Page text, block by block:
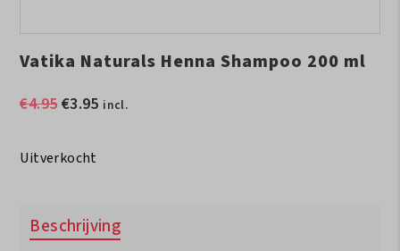
Vatika Naturals Henna Shampoo 200 ml
€4.95Oorspronkelijke
€4.95.
€3.95Huidige
incl.
Uitverkocht
Beschrijving